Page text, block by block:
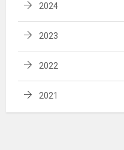
2024
2023
2022
2021